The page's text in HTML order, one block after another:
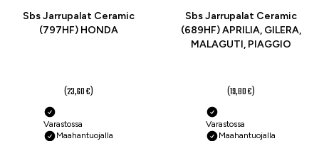
Sbs Jarrupalat Ceramic
(797HF) HONDA
(23,60 €)
Varastossa
Maahantuojalla
Sbs Jarrupalat Ceramic
(689HF) APRILIA, GILERA,
MALAGUTI, PIAGGIO
(19,80 €)
Varastossa
Maahantuojalla